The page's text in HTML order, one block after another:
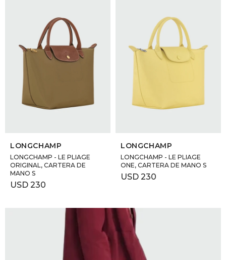
LONGCHAMP
LONGCHAMP - LE PLIAGE
ORIGINAL, CARTERA DE
MANO S
USD 230
LONGCHAMP
LONGCHAMP - LE PLIAGE
ONE, CARTERA DE MANO S
USD 230